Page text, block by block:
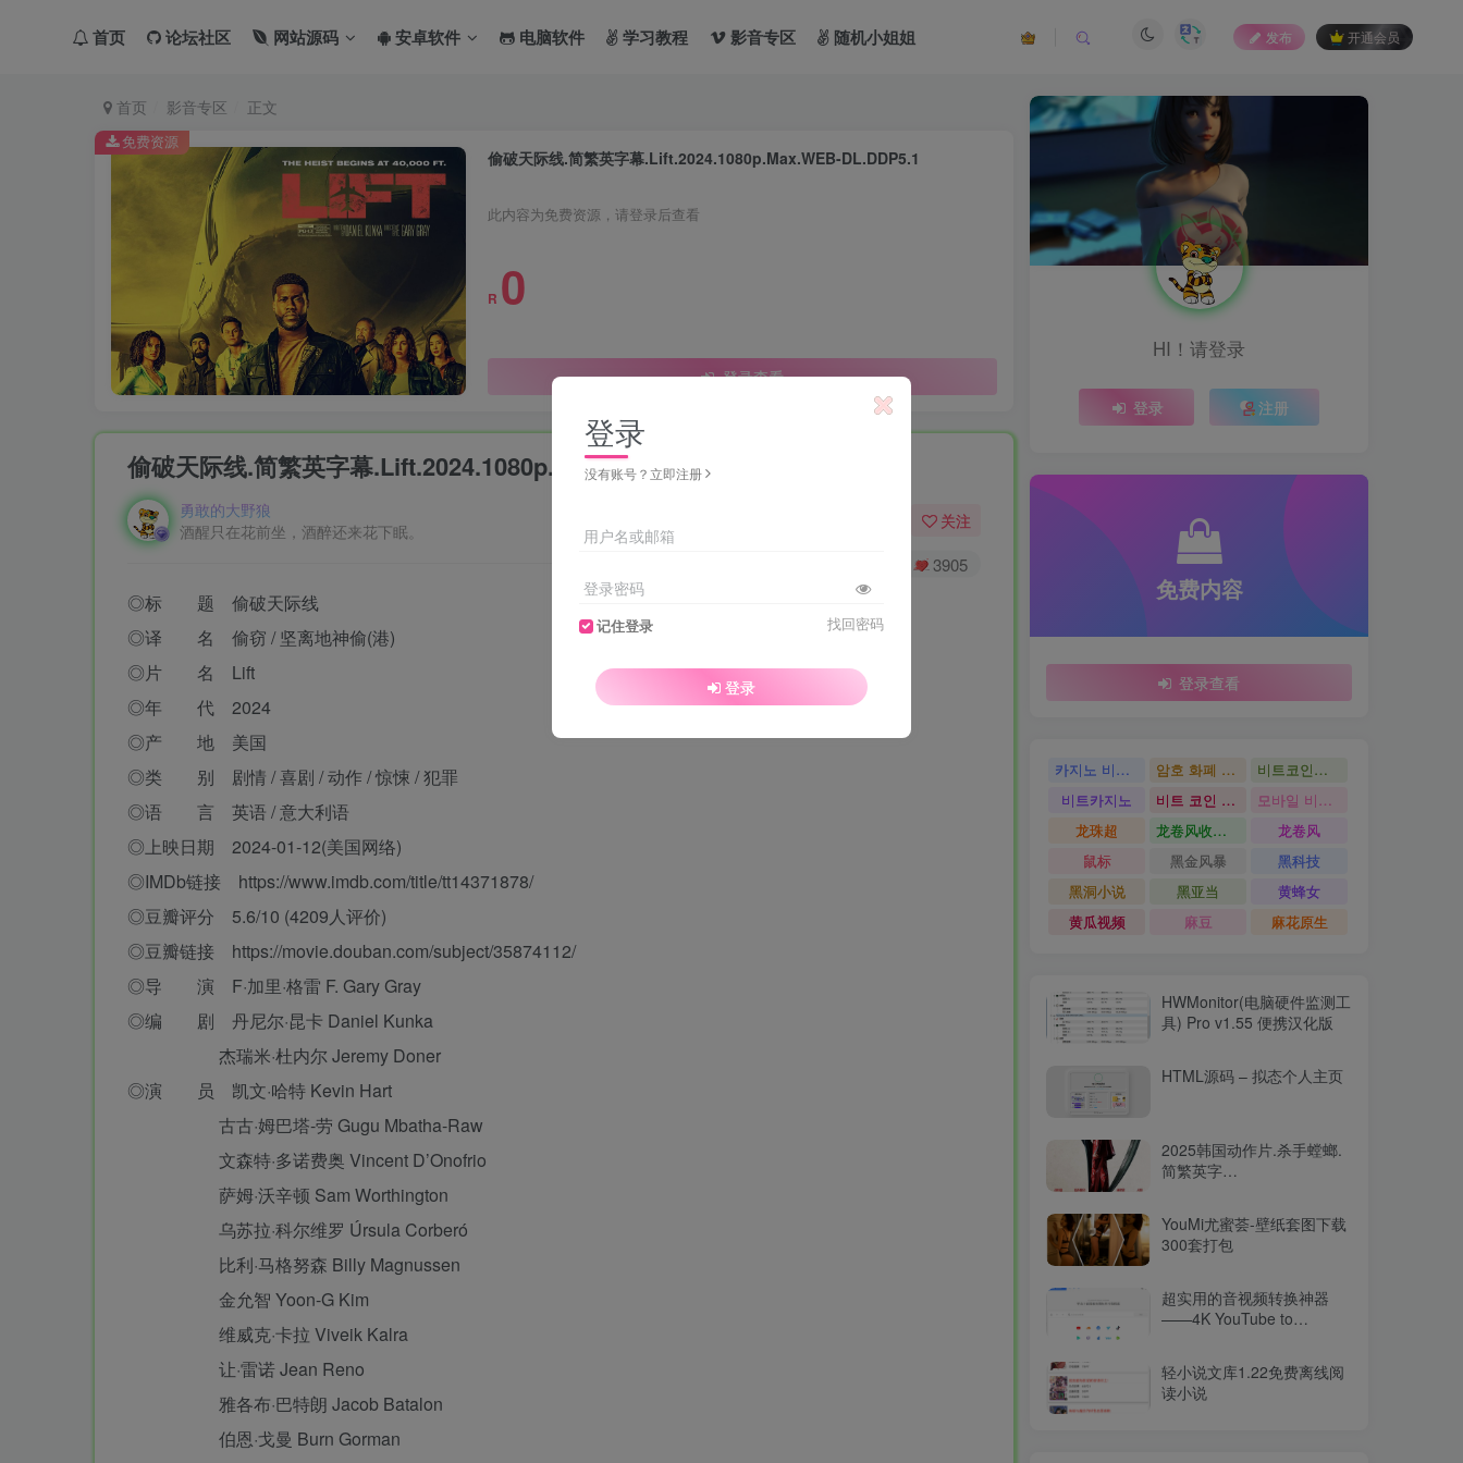
首页 论坛社区 网站源码 安卓软件 电脑软件 学习教程 影音专区 随机小姐姐 发布 开通会员
首页 影音专区 正文
偷破天际线.简繁英字幕.Lift.2024.1080p.Max.WEB-DL.DDP5.1
此内容为免费资源，请登录后查看
R 0
登录查看
免费资源
偷破天际线.简繁英字幕.Lift.2024.1080p.Max.WEB-DL.DDP5.1
勇敢的大野狼
酒醒只在花前坐，酒醉还来花下眠。
关注
3905
◎标 题 偷破天际线
◎译 名 偷窃 / 坚离地神偷(港)
◎片 名 Lift
◎年 代 2024
◎产 地 美国
◎类 别 剧情 / 喜剧 / 动作 / 惊悚 / 犯罪
◎语 言 英语 / 意大利语
◎上映日期 2024-01-12(美国网络)
◎IMDb链接 https://www.imdb.com/title/tt14371878/
◎豆瓣评分 5.6/10 (4209人评价)
◎豆瓣链接 https://movie.douban.com/subject/35874112/
◎导 演 F·加里·格雷 F. Gary Gray
◎编 剧 丹尼尔·昆卡 Daniel Kunka
杰瑞米·杜内尔 Jeremy Doner
◎演 员 凯文·哈特 Kevin Hart
古古·姆巴塔-劳 Gugu Mbatha-Raw
文森特·多诺费奥 Vincent D’Onofrio
萨姆·沃辛顿 Sam Worthington
乌苏拉·科尔维罗 Úrsula Corberó
比利·马格努森 Billy Magnussen
金允智 Yoon-G Kim
维威克·卡拉 Viveik Kalra
让·雷诺 Jean Reno
雅各布·巴特朗 Jacob Batalon
伯恩·戈曼 Burn Gorman
HI！请登录
登录 注册
免费内容
登录查看
카지노 비트코인 암호 화폐 카지노
비트코인카지노
비트카지노
비트 코인 온라인 카지노
모바일 비트 코인 카지노
龙珠超
龙卷风收音机
龙卷风
鼠标
黑金风暴
黑科技
黑洞小说
黑亚当
黄蜂女
黄瓜视频
麻豆 麻花原生
HWMonitor(电脑硬件监测工
具) Pro v1.55 便携汉化版
HTML源码 – 拟态个人主页
2025韩国动作片.杀手螳螂.
简繁英字
YouMi尤蜜荟-壁纸套图下载
300套打包
超实用的音视频转换神器
——4K YouTube to
轻小说文库1.22免费离线阅
读小说
登录
没有账号？立即注册
用户名或邮箱
登录密码
记住登录 找回密码
登录